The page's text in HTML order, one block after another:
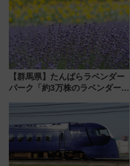
【群馬県】たんばらラベンダー
パーク「約3万株のラベンダー」
で都心から約1時間半で夏の絶景